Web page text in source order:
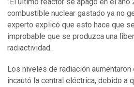
"El último reactor se apagó en el año
combustible nuclear gastado ya no
experto explicó que esto hace que
improbable que se produzca una
radiactividad.
Los niveles de radiación
incautó la central eléctrica, debido a